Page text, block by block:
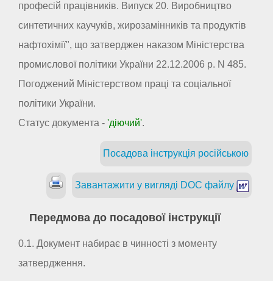
професій працівників. Випуск 20. Виробництво
синтетичних каучуків, жирозамінників та продуктів
нафтохімії", що затверджен наказом Міністерства
промислової політики України 22.12.2006 р. N 485.
Погоджений Міністерством праці та соціальної
політики України.
Статус документа - 'діючий'.
Посадова інструкція російською
Завантажити у вигляді DOC файлу
Передмова до посадової інструкції
0.1. Документ набирає в чинності з моменту
затвердження.